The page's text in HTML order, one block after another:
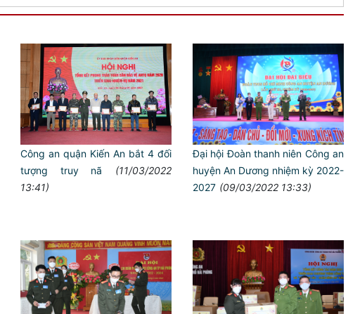
Công an quận Kiến An bắt 4 đối
tượng truy nã
(11/03/2022
13:41)
Đại hội Đoàn thanh niên Công an
huyện An Dương nhiệm kỳ 2022-
2027 (09/03/2022 13:33)